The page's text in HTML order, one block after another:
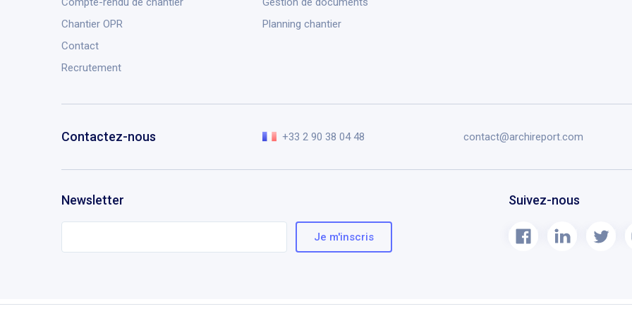
Chantier OPR
Contact
Recrutement
Planning chantier
Contactez-nous +33 2 90 38 04 48 contact@archireport.com
Newsletter Suivez-nous